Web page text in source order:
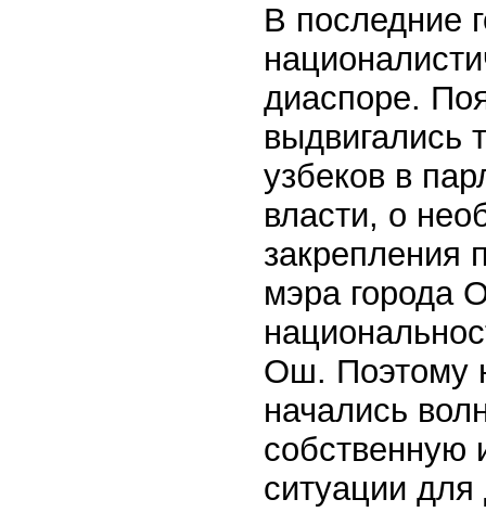
В последние
диаспоре.
выдвигались
узбеков в
власти, о
закрепления
мэра города
Ош. Поэтому
начались
собственную
ситуации